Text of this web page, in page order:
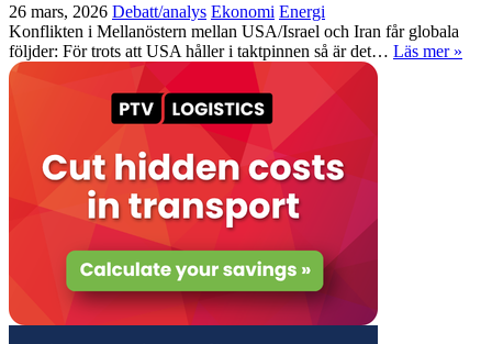
26 mars, 2026 Debatt/analys Ekonomi Energi
Konflikten i Mellanöstern mellan USA/Israel och Iran får globala
följder: För trots att USA håller i taktpinnen så är det… Läs mer »